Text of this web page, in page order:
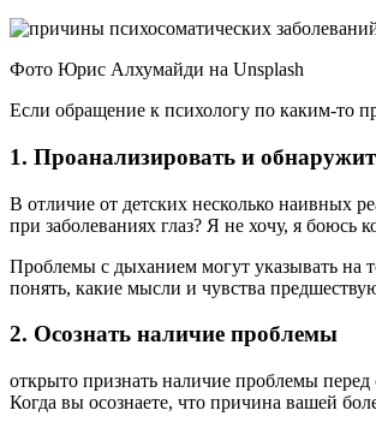
Фото Юрис Алхумайди на Unsplash
Если обращение к психологу по каким-то
1. Проанализировать и
В отличие от детских несколько наивных
при заболеваниях глаз? Я не хочу, я боюсь
Проблемы с дыханием могут указывать на
понять, какие мысли и чувства
2. Осознать наличие проблемы
открыто признать наличие проблемы
Когда вы осознаете, что причина вашей